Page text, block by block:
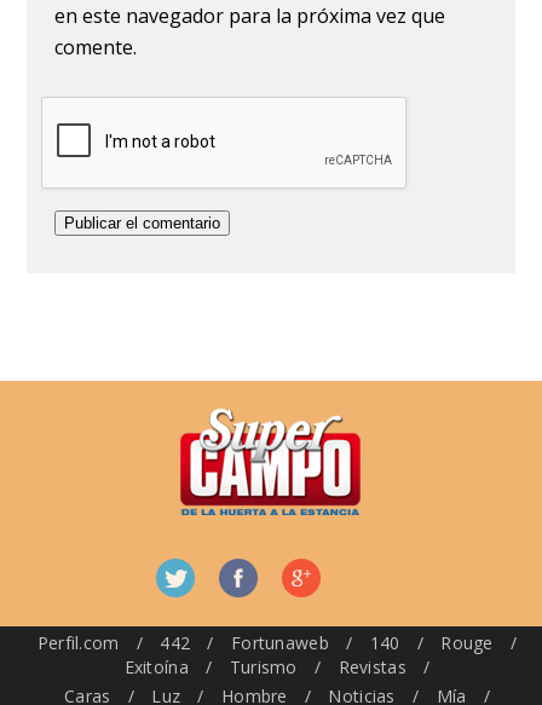
en este navegador para la próxima vez que
comente.
Perfil.com / 442 / Fortunaweb / 140 / Rouge
/
Exitoína
/ Turismo / Revistas
/
Caras
/ Luz / Hombre / Noticias / Mía /